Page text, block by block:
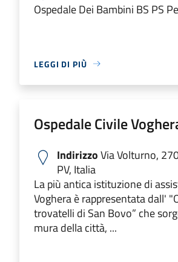
Ospedale Dei Bambini BS PS
LEGGI DI PIÙ
Ospedale Civile
IndirizzoVia Volturno,
PV, Italia
La più antica istituzione di
Voghera è rappresentata dall'
trovatelli di San Bovo” che
mura della città, ...